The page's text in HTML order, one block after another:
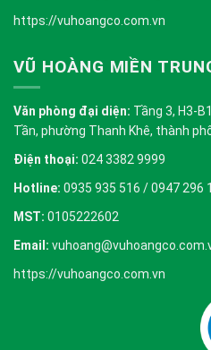
https://vuhoangco.com.vn
VŨ HOÀNG MIỀN
Văn phòng đại diện: Tầng 3, H3-
Tần, phường Thanh Khê, thành
Điện thoại: 024 3382 9999
Hotline: 0935 935 516 / 0947 296
MST: 0105222602
Email:
https://vuhoangco.com.vn